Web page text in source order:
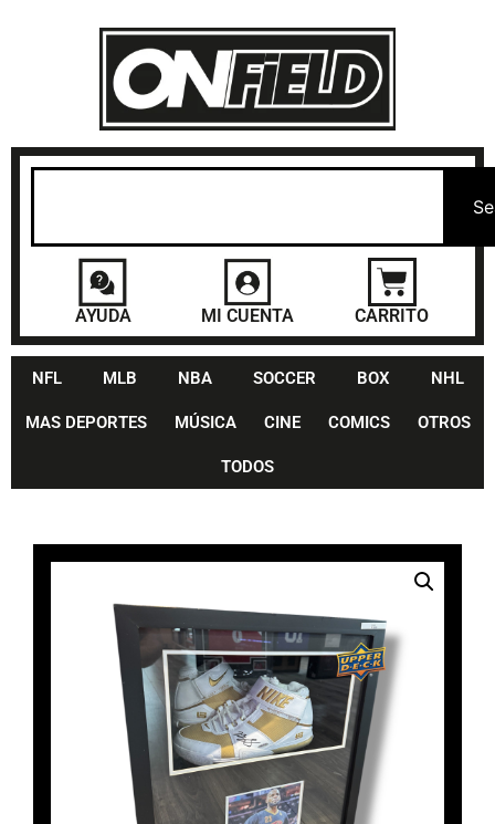
AYUDA MI CUENTA CARRITO
NFL MLB NBA SOCCER BOX NHL
MAS DEPORTES MÚSICA CINE COMICS OTROS
TODOS